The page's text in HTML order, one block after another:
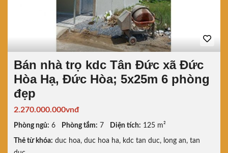
Bán nhà trọ kdc Tân Đức xã Đức
Hòa Hạ, Đức Hòa; 5x25m 6 phòng
đẹp
2.270.000.000vnđ
Phòng ngủ: 6 Phòng tắm: 7 Diện tích: 125 m²
Thẻ từ khóa: duc hoa, duc hoa ha, kdc tan duc, long an, tan